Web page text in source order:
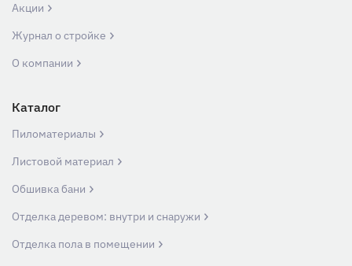
Акции
Журнал о стройке
О компании
Каталог
Пиломатериалы
Листовой материал
Обшивка бани
Отделка деревом: внутри и снаружи
Отделка пола в помещении